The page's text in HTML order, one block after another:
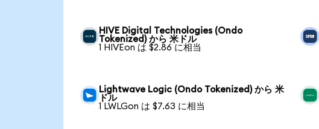
HIVE Digital Technologies (Ondo
Tokenized) から 米ドル
1 HIVEon は $2.86 に相当
Lightwave Logic (Ondo Tokenized) から 米
ドル
1 LWLGon は $7.63 に相当